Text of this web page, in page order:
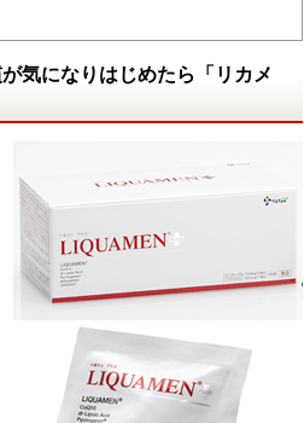
気になりはじめたら「リカメ